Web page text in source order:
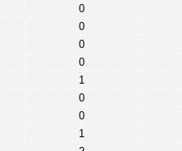
0
0
0
0
1
0
0
1